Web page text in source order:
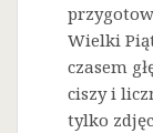
Wielki
czasem
ciszy i
tylko